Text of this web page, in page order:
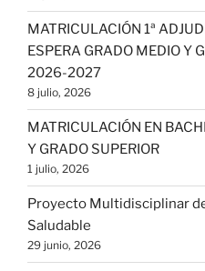
MATRICULACIÓN 1ª
ESPERA GRADO MEDIO Y
2026-2027
8 julio, 2026
MATRICULACIÓN EN
Y GRADO SUPERIOR
1 julio, 2026
Proyecto Multidisciplinar
Saludable
29 junio, 2026